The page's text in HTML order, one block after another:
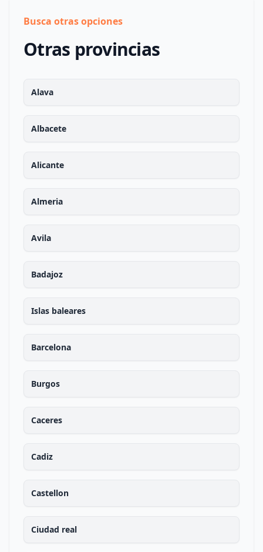
Busca otras opciones
Otras provincias
Alava
Albacete
Alicante
Almeria
Avila
Badajoz
Islas baleares
Barcelona
Burgos
Caceres
Cadiz
Castellon
Ciudad real